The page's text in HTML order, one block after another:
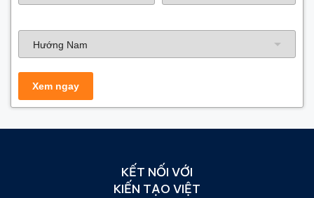
KẾT NỐI VỚI
KIẾN TẠO VIỆT